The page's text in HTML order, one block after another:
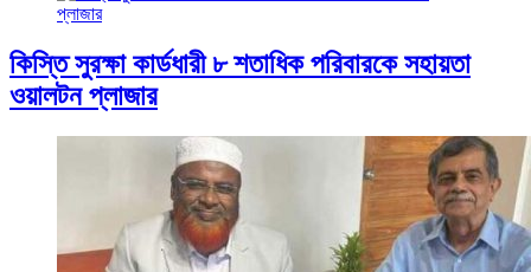
কিস্তি সুরক্ষা কার্ডধারী ৮ শতাধিক পরিবারকে সহায়তা
ওয়ালটন প্লাজার